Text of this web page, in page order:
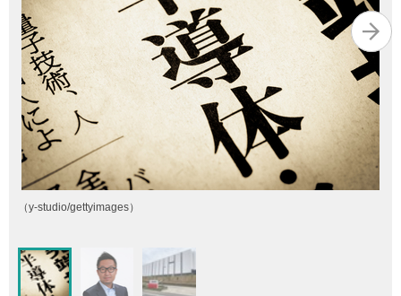
（y-studio/gettyimages）
部
オ